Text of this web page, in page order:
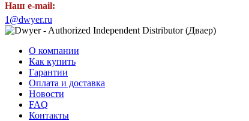
Наш e-mail:
1@dwyer.ru
О компании
Как купить
Гарантии
Оплата и доставка
Новости
FAQ
Контакты